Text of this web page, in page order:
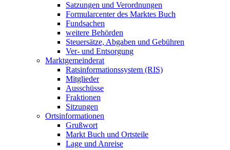
Satzungen und Verordnungen
Formularcenter des Marktes Buch
Fundsachen
weitere Behörden
Steuersätze, Abgaben und Gebühren
Ver- und Entsorgung
Marktgemeinderat
Ratsinformationssystem (RIS)
Mitglieder
Ausschüsse
Fraktionen
Sitzungen
Ortsinformationen
Grußwort
Markt Buch und Ortsteile
Lage und Anreise